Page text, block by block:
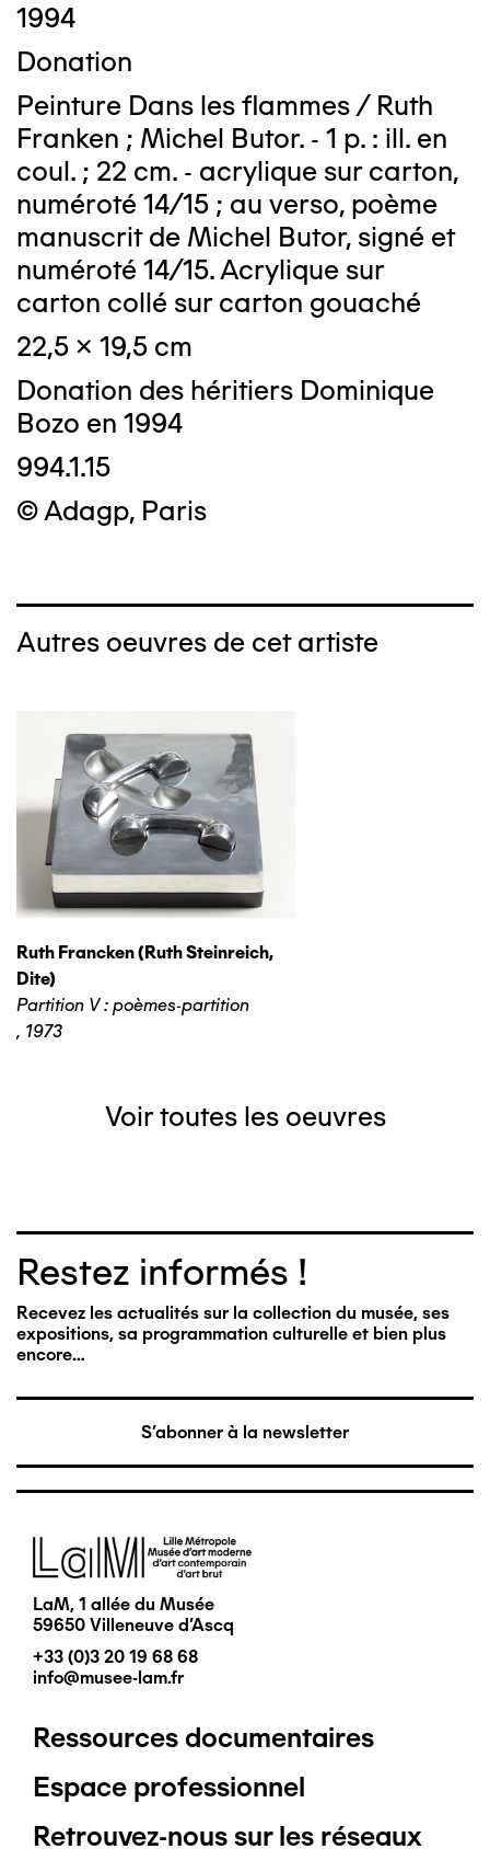
1994
Donation
Peinture Dans les flammes / Ruth
Franken ; Michel Butor. - 1 p. : ill. en
coul. ; 22 cm. - acrylique sur carton,
numéroté 14/15 ; au verso, poème
manuscrit de Michel Butor, signé et
numéroté 14/15. Acrylique sur
carton collé sur carton gouaché
22,5 x 19,5 cm
Donation des héritiers Dominique
Bozo en 1994
994.1.15
© Adagp, Paris
Autres oeuvres de cet artiste
Ruth Francken (ruth Steinreich,
Dite)
Partition V : poèmes-partition
, 1973
Voir toutes les oeuvres
Restez informés !
Recevez les actualités sur la collection du musée, ses
expositions, sa programmation culturelle et bien plus
encore…
S'abonner à la newsletter
Image
LaM, 1 allée du Musée
59650 Villeneuve d'Ascq
+33 (0)3 20 19 68 68
info@musee-lam.fr
Pied
de
Ressources documentaires
Espace professionnel
Retrouvez-nous sur les réseaux